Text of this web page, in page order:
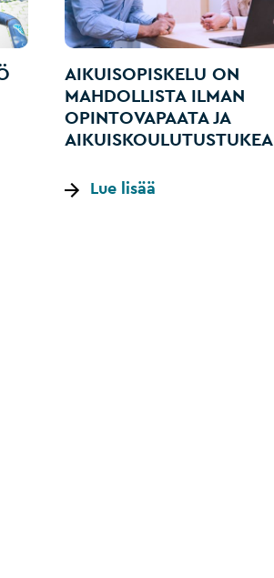
AIKUISOPISKELU ON
MAHDOLLISTA ILMAN
OPINTOVAPAATA JA
AIKUISKOULUTUSTUKEA
Lue lisää